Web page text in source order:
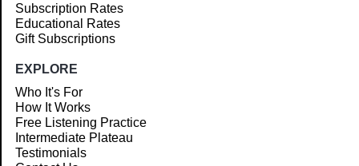
Subscription Rates
Educational Rates
Gift Subscriptions
EXPLORE
Who It's For
How It Works
Free Listening Practice
Intermediate Plateau
Testimonials